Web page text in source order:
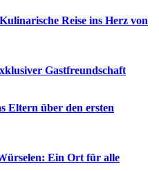
Reise ins Herz von
Gastfreundschaft
Eltern über den ersten
Ein Ort für alle